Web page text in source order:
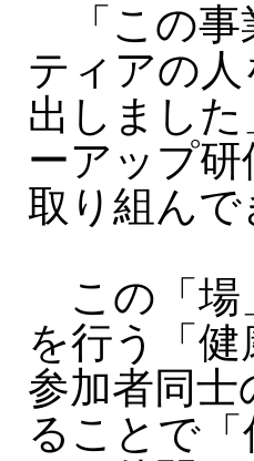
「この事
ティアの
出しまし
ーアップ
取り組んで
この「場
を行う「
参加者同
ることで